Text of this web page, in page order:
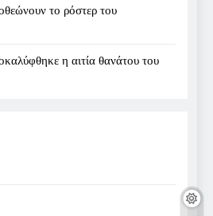
το ρόστερ του
η αιτία θανάτου του